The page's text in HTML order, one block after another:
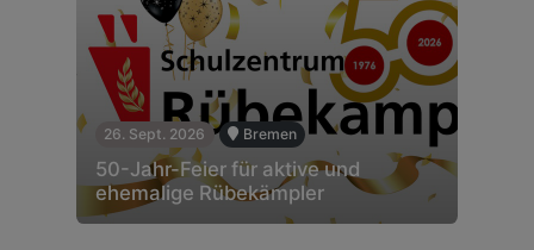
26. Sept. 2026 Bremen
50-Jahr-Feier für aktive und
ehemalige Rübekämpler